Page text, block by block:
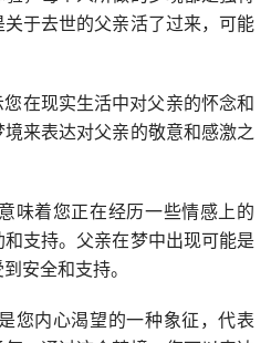
于去世的父亲活了过来，可能
在现实生活中对父亲的怀念和
来表达对父亲的敬意和感激之
味着您正在经历一些情感上的
支持。父亲在梦中出现可能是
安全和支持。
您内心渴望的一种象征，代表